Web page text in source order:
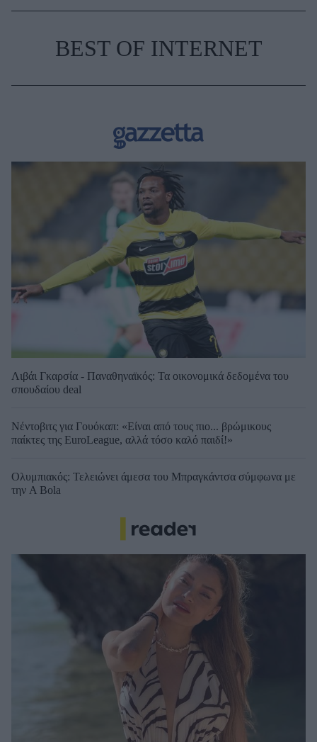
BEST OF INTERNET
Λιβάι Γκαρσία - Παναθηναϊκός: Τα οικονομικά δεδομένα του
σπουδαίου deal
Νέντοβιτς για Γουόκαπ: «Είναι από τους πιο... βρώμικους
παίκτες της EuroLeague, αλλά τόσο καλό παιδί!»
Ολυμπιακός: Τελειώνει άμεσα του Μπραγκάντσα σύμφωνα με
την A Bola